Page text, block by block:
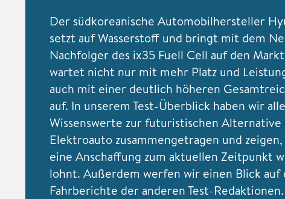
Der südkoreanische Automobilhersteller
setzt auf Wasserstoff und bringt mit dem
Nachfolger des ix35 Fuell Cell auf den
wartet nicht nur mit mehr Platz und
auch mit einer deutlich höheren
auf. In unserem Test-Überblick haben wir
Wissenswerte zur futuristischen Alternative
Elektroauto zusammengetragen und
eine Anschaffung zum aktuellen Zeitpunkt
lohnt. Außerdem werfen wir einen Blick auf
Fahrberichte der anderen Test-Redaktionen.